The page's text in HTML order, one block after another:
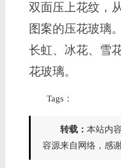
双面压上花纹，
图案的压花玻璃
长虹、冰花、雪
花玻璃。
Tags：
转载： 本站内
容源来自网络，感